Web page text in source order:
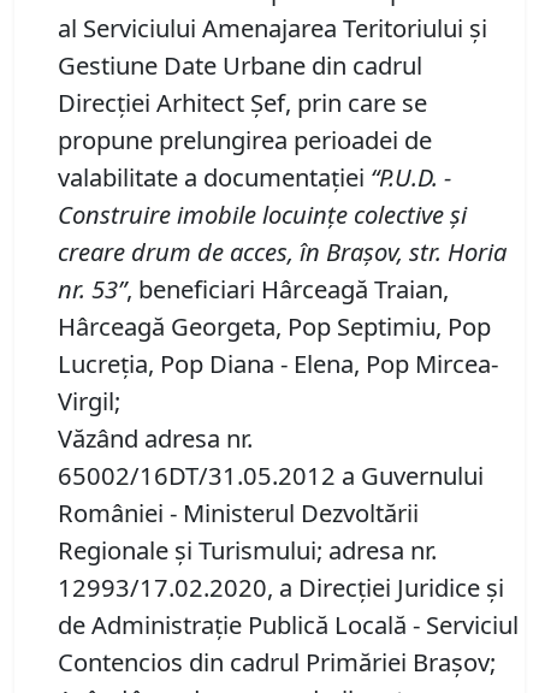
al Serviciului Amenajarea Teritoriului și
Gestiune Date Urbane din cadrul
Direcției Arhitect Șef, prin care se
propune prelungirea perioadei de
valabilitate a documentaţiei “P.U.D. -
Construire imobile locuinţe colective şi
creare drum de acces, în Brașov, str. Horia
nr. 53”, beneficiari Hârceagă Traian,
Hârceagă Georgeta, Pop Septimiu, Pop
Lucreţia, Pop Diana - Elena, Pop Mircea-
Virgil;
Văzând adresa nr.
65002/16DT/31.05.2012 a Guvernului
României - Ministerul Dezvoltării
Regionale şi Turismului; adresa nr.
12993/17.02.2020, a Direcţiei Juridice şi
de Administraţie Publică Locală - Serviciul
Contencios din cadrul Primăriei Braşov;